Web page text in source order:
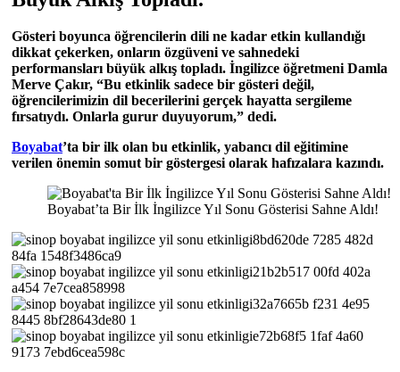
Gösteri boyunca öğrencilerin dili ne kadar etkin kullandığı
dikkat çekerken, onların özgüveni ve sahnedeki
performansları büyük alkış topladı. İngilizce öğretmeni Damla
Merve Çakır, “Bu etkinlik sadece bir gösteri değil,
öğrencilerimizin dil becerilerini gerçek hayatta sergileme
fırsatıydı. Onlarla gurur duyuyorum,” dedi.
Boyabat’ta bir ilk olan bu etkinlik, yabancı dil eğitimine
verilen önemin somut bir göstergesi olarak hafızalara kazındı.
Boyabat’ta Bir İlk İngilizce Yıl Sonu Gösterisi Sahne Aldı!